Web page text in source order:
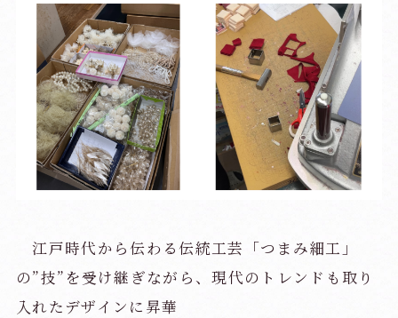
江戸時代から伝わる伝統工芸「つまみ細工」
の”技”を受け継ぎながら、現代のトレンドも取り
入れたデザインに昇華